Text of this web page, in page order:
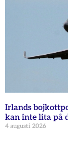
Irlands
kan inte lita på
4 augusti 2026